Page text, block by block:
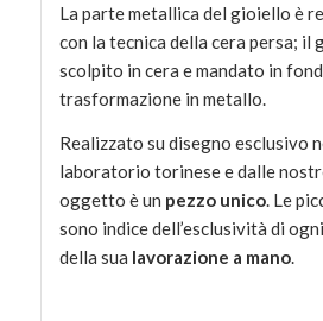
La parte metallica del gioiello è
con la tecnica della cera persa; il
scolpito in cera e mandato in
trasformazione in metallo.
Realizzato su disegno esclusivo
laboratorio torinese e dalle
oggetto è un pezzo unico. Le
sono indice dell’esclusività di
della sua lavorazione a mano.